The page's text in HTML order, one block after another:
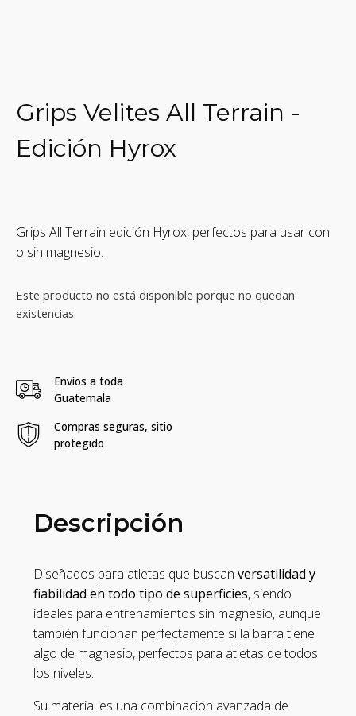
Grips Velites All Terrain -
Edición Hyrox
Grips All Terrain edición Hyrox, perfectos para usar con
o sin magnesio.
Este producto no está disponible porque no quedan
existencias.
Envíos a toda
Guatemala
Compras seguras, sitio
protegido
Descripción
Diseñados para atletas que buscanversatilidad y
fiabilidad en todo tipo de superficies, siendo
ideales para entrenamientos sin magnesio, aunque
también funcionan perfectamente si la barra tiene
algo de magnesio, perfectos para atletas de todos
los niveles.
Su material es una combinación avanzada de